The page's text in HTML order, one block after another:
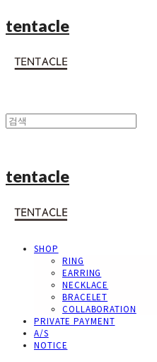
tentacle
tentacle
SHOP
RING
EARRING
NECKLACE
BRACELET
COLLABORATION
PRIVATE PAYMENT
A/S
NOTICE